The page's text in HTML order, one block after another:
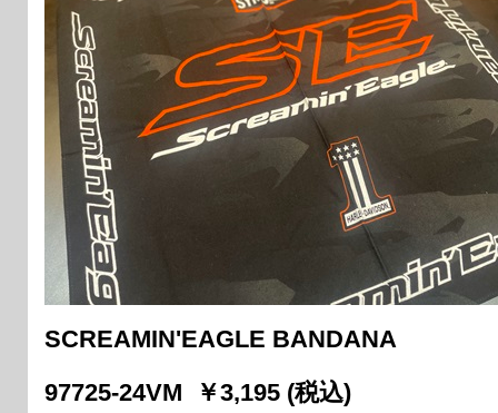
SCREAMIN'EAGLE BANDANA
97725-24VM ￥3,195 (税込)